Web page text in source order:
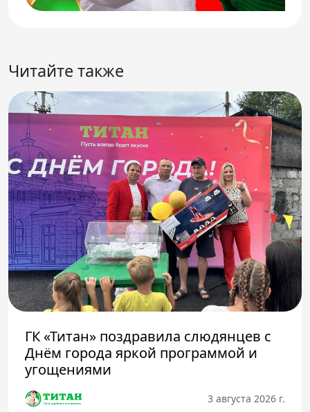
Читайте также
ГК «Титан» поздравила слюдянцев с
Днём города яркой программой и
угощениями
3 августа 2026 г.